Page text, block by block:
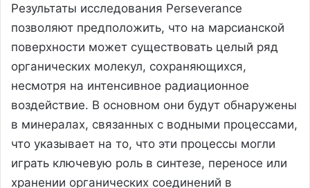
Результаты исследования Perseverance
позволяют предположить, что на марсианской
поверхности может существовать целый ряд
органических молекул, сохраняющихся,
несмотря на интенсивное радиационное
воздействие. В основном они будут обнаружены
в минералах, связанных с водными процессами,
что указывает на то, что эти процессы могли
играть ключевую роль в синтезе, переносе или
хранении органических соединений в